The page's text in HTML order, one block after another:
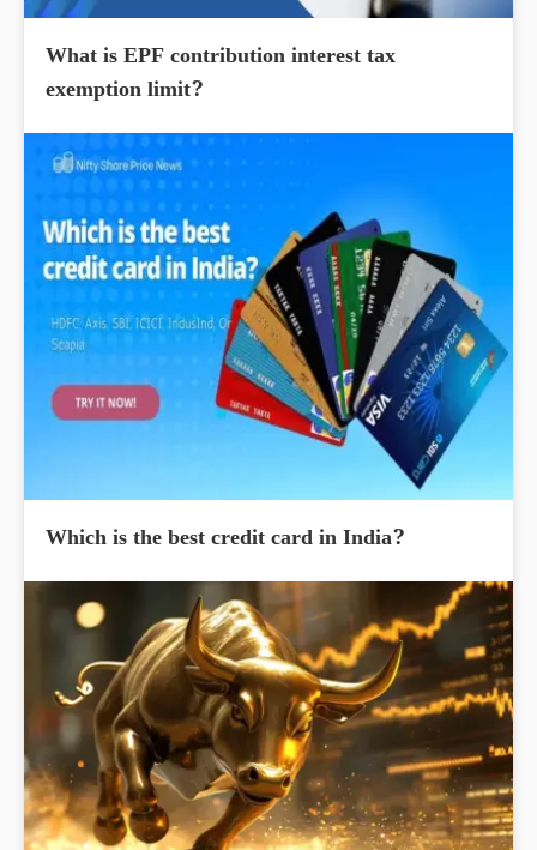
What is EPF contribution interest tax
exemption limit?
Which is the best credit card in India?